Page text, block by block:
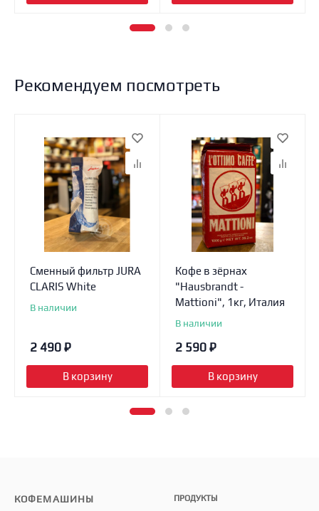
Рекомендуем посмотреть
Сменный фильтр JURA
CLARIS White
В наличии
2 490 ₽
В корзину
Кофе в зёрнах
"Hausbrandt -
Mattioni", 1кг, Италия
В наличии
2 590 ₽
В корзину
КОФЕМАШИНЫ ПРОДУКТЫ